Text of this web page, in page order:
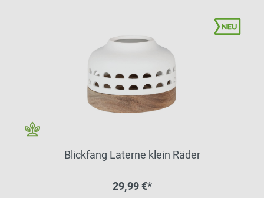
Blickfang Laterne klein Räder
29,99 €*